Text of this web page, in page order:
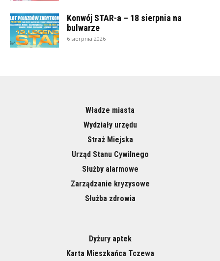
Konwój STAR-a – 18 sierpnia na
bulwarze
6 sierpnia 2026
Władze miasta
Wydziały urzędu
Straż Miejska
Urząd Stanu Cywilnego
Służby alarmowe
Zarządzanie kryzysowe
Służba zdrowia
Dyżury aptek
Karta Mieszkańca Tczewa